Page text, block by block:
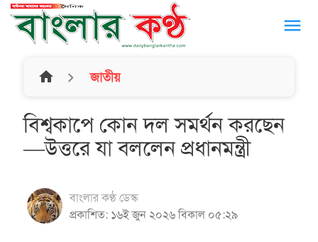
menu
home জাতীয়
বিশ্বকাপে কোন দল সমর্থন করছেন
—উত্তরে যা বললেন প্রধানমন্ত্রী
বাংলার কণ্ঠ ডেস্ক
প্রকাশিত: ১৬ই জুন ২০২৬ বিকাল ০৫:২৯